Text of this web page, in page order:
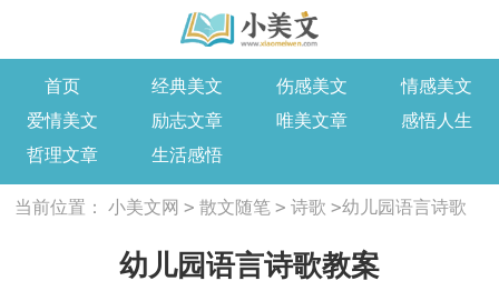
首页 经典美文 伤感美文
情感美文
爱情美文
励志文章 唯美文章
感悟人生
哲理文章
生活感悟
当前位置： 小美文网 > 散文随笔 > 诗歌 >幼儿园语言诗歌
幼儿园语言诗歌教案